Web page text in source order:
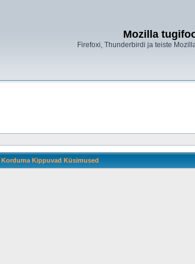
Mozilla
Firefoxi, Thunderbirdi ja teiste
Korduma Kippuvad Küsimused